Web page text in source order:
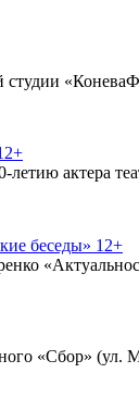
студии
актера
беседы» 12+
«Сбор» (ул.